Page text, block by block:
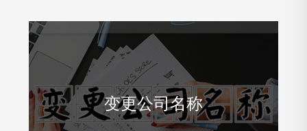
变更公司名称